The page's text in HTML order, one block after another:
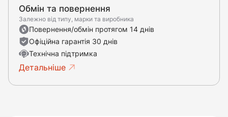
Обмін та повернення
Залежно від типу, марки та виробника
Повернення/обмін протягом 14 днів
Офіційна гарантія 30 днів
Технічна підтримка
Детальніше